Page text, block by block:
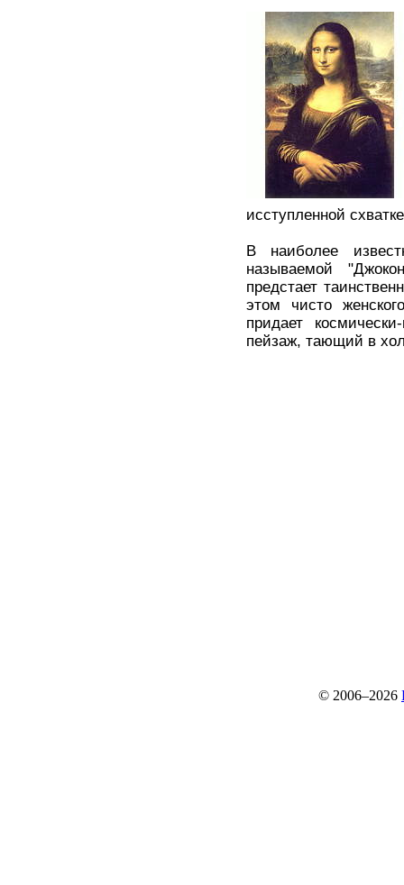
исступленной
В наиболее
называемой
предстает
этом чисто
придает
пейзаж, тающий в
© 2006–2026